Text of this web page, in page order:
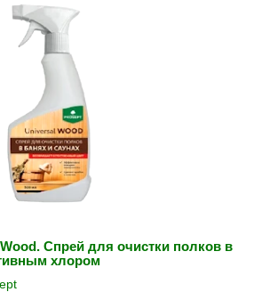
Спрей для очистки полков в
хлором